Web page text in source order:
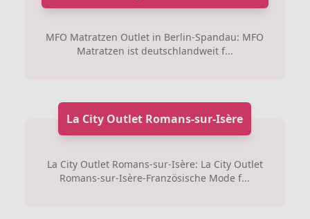
MFO Matratzen Outlet in Berlin-Spandau: MFO
Matratzen ist deutschlandweit f...
La City Outlet Romans-sur-Isère
La City Outlet Romans-sur-Isère: La City Outlet
Romans-sur-Isère-Französische Mode f...